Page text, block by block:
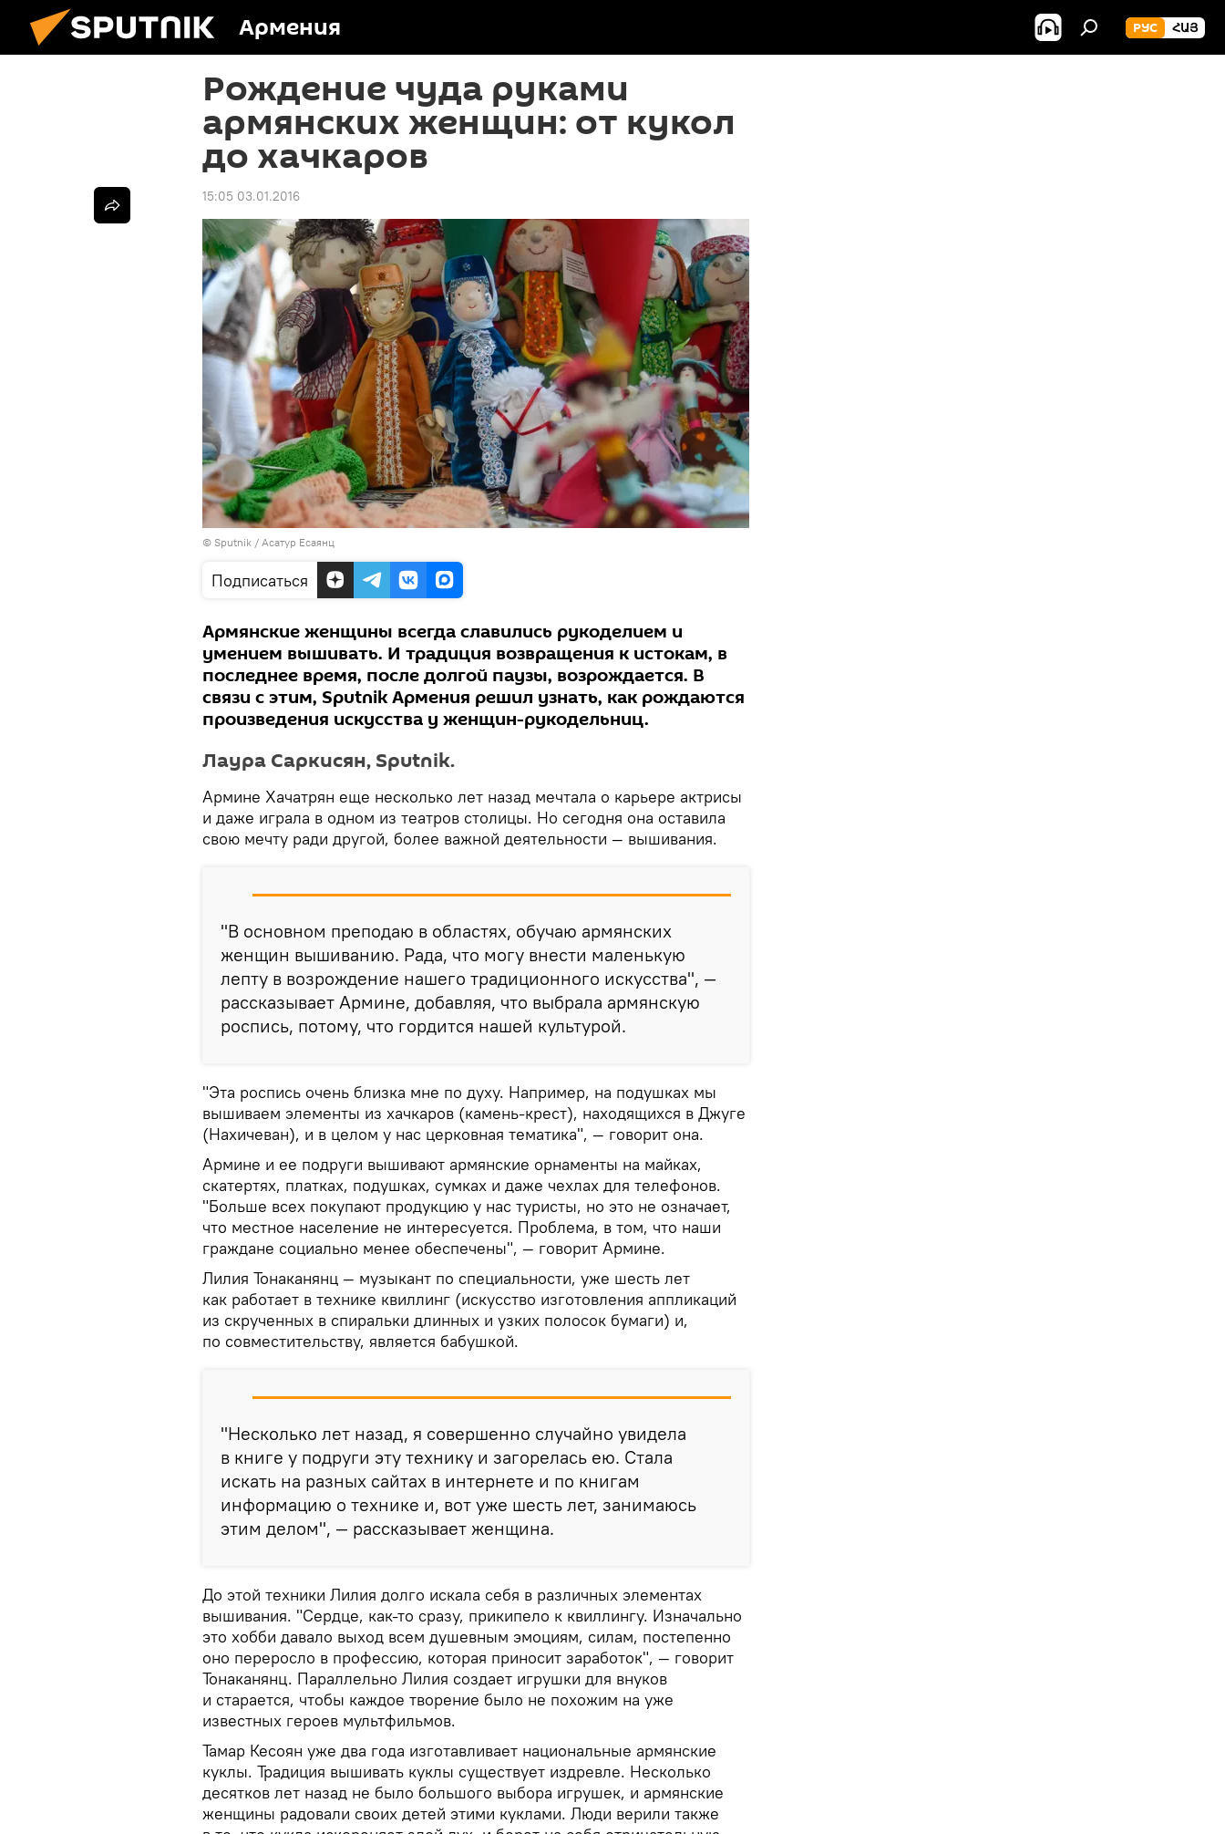
Армения РУС ՀԱՅ
Рождение чуда руками
армянских женщин: от кукол
до хачкаров
15:05 03.01.2016
© Sputnik / Асатур Есаянц
Подписаться
Армянские женщины всегда славились рукоделием и
умением вышивать. И традиция возвращения к истокам, в
последнее время, после долгой паузы, возрождается. В
связи с этим, Sputnik Армения решил узнать, как рождаются
произведения искусства у женщин-рукодельниц.
Лаура Саркисян, Sputnik.
Армине Хачатрян еще несколько лет назад мечтала о карьере актрисы
и даже играла в одном из театров столицы. Но сегодня она оставила
свою мечту ради другой, более важной деятельности — вышивания.
"В основном преподаю в областях, обучаю армянских
женщин вышиванию. Рада, что могу внести маленькую
лепту в возрождение нашего традиционного искусства", —
рассказывает Армине, добавляя, что выбрала армянскую
роспись, потому, что гордится нашей культурой.
"Эта роспись очень близка мне по духу. Например, на подушках мы
вышиваем элементы из хачкаров (камень-крест), находящихся в Джуге
(Нахичеван), и в целом у нас церковная тематика", — говорит она.
Армине и ее подруги вышивают армянские орнаменты на майках,
скатертях, платках, подушках, сумках и даже чехлах для телефонов.
"Больше всех покупают продукцию у нас туристы, но это не означает,
что местное население не интересуется. Проблема, в том, что наши
граждане социально менее обеспечены", — говорит Армине.
Лилия Тонаканянц — музыкант по специальности, уже шесть лет
как работает в технике квиллинг (искусство изготовления аппликаций
из скрученных в спиральки длинных и узких полосок бумаги) и,
по совместительству, является бабушкой.
"Несколько лет назад, я совершенно случайно увидела
в книге у подруги эту технику и загорелась ею. Стала
искать на разных сайтах в интернете и по книгам
информацию о технике и, вот уже шесть лет, занимаюсь
этим делом", — рассказывает женщина.
До этой техники Лилия долго искала себя в различных элементах
вышивания. "Сердце, как-то сразу, прикипело к квиллингу. Изначально
это хобби давало выход всем душевным эмоциям, силам, постепенно
оно переросло в профессию, которая приносит заработок", — говорит
Тонаканянц. Параллельно Лилия создает игрушки для внуков
и старается, чтобы каждое творение было не похожим на уже
известных героев мультфильмов.
Тамар Кесоян уже два года изготавливает национальные армянские
куклы. Традиция вышивать куклы существует издревле. Несколько
десятков лет назад не было большого выбора игрушек, и армянские
женщины радовали своих детей этими куклами. Люди верили также